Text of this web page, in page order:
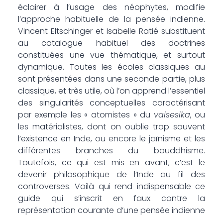
éclairer à l’usage des néophytes, modifie
l’approche habituelle de la pensée indienne.
Vincent Eltschinger et Isabelle Ratié substituent
au catalogue habituel des doctrines
constituées une vue thématique, et surtout
dynamique. Toutes les écoles classiques au
sont présentées dans une seconde partie, plus
classique, et très utile, où l’on apprend l’essentiel
des singularités conceptuelles caractérisant
par exemple les « atomistes » du vaisesika, ou
les matérialistes, dont on oublie trop souvent
l’existence en Inde, ou encore le jaïnisme et les
différentes branches du bouddhisme.
Toutefois, ce qui est mis en avant, c’est le
devenir philosophique de l’Inde au fil des
controverses. Voilà qui rend indispensable ce
guide qui s’inscrit en faux contre la
représentation courante d’une pensée indienne